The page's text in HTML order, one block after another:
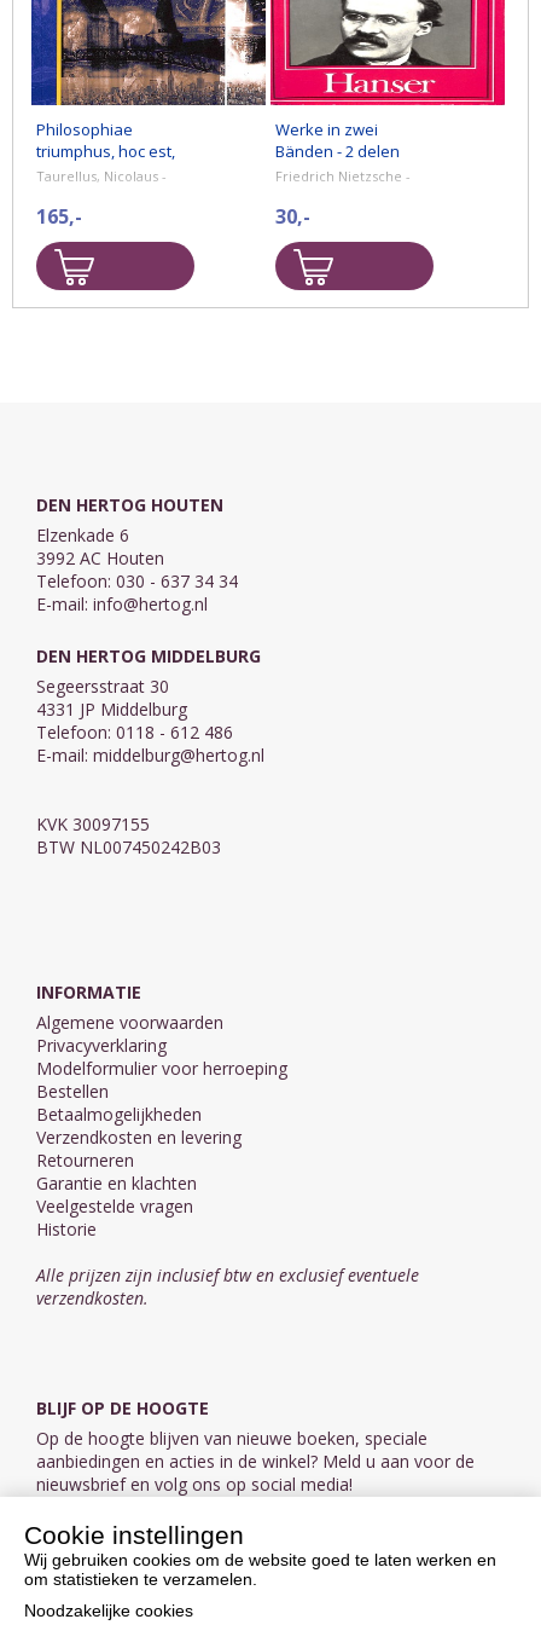
Philosophiae
triumphus, hoc est,
metaphysica
methodus (Editionen
zur fr³hen Neuzeit -
Taurellus, Nicolaus -
165,-
Werke in zwei
Bänden - 2 delen
Friedrich Nietzsche -
30,-
DEN HERTOG HOUTEN
Elzenkade 6
3992 AC Houten
Telefoon: 030 - 637 34 34
E-mail: info@hertog.nl
DEN HERTOG MIDDELBURG
Segeersstraat 30
4331 JP Middelburg
Telefoon: 0118 - 612 486
E-mail: middelburg@hertog.nl
KVK 30097155
BTW NL007450242B03
INFORMATIE
Algemene voorwaarden
Privacyverklaring
Modelformulier voor herroeping
Bestellen
Betaalmogelijkheden
Verzendkosten en levering
Retourneren
Garantie en klachten
Veelgestelde vragen
Historie
Alle prijzen zijn inclusief btw en exclusief eventuele
verzendkosten.
BLIJF OP DE HOOGTE
Op de hoogte blijven van nieuwe boeken, speciale
aanbiedingen en acties in de winkel? Meld u aan voor de
nieuwsbrief en volg ons op social media!
Aanmelden nieuwsbrief
VOLG ONS OP SOCIAL MEDIA
Cookie instellingen
Wij gebruiken cookies om de website goed te laten werken en
om statistieken te verzamelen.
Noodzakelijke cookies